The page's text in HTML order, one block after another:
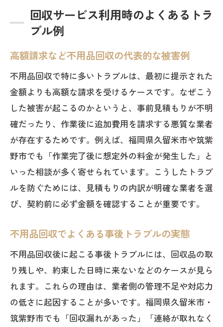
回収サービス利用時のよくあるトラ
ブル例
高額請求など不用品回収の代表的な被害例
不用品回収で特に多いトラブルは、最初に提示された
金額よりも高額な請求を受けるケースです。なぜこう
した被害が起こるのかというと、事前見積もりが不明
確だったり、作業後に追加費用を請求する悪質な業者
が存在するためです。例えば、福岡県久留米市や筑紫
野市でも「作業完了後に想定外の料金が発生した」と
いった相談が多く寄せられています。こうしたトラブ
ルを防ぐためには、見積もりの内訳が明確な業者を選
び、契約前に必ず金額を確認することが重要です。
不用品回収でよくある事後トラブルの実態
不用品回収後に起こる事後トラブルには、回収品の取
り残しや、約束した日時に来ないなどのケースが見ら
れます。これらの理由は、業者側の管理不足や対応力
の低さに起因することが多いです。福岡県久留米市・
筑紫野市でも「回収漏れがあった」「連絡が取れなく